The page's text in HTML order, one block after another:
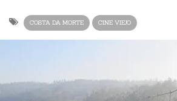
COSTA DA MORTE CINE VIEJO